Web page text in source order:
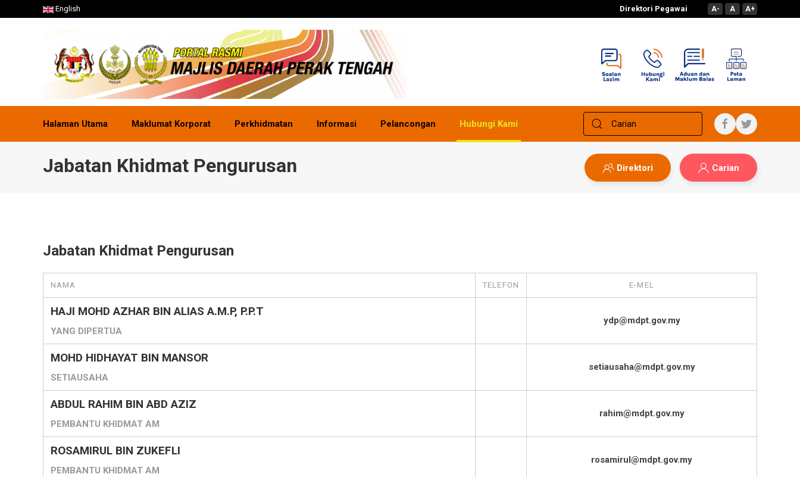
English Direktori Pegawai A- A A+
Halaman Utama Maklumat Korporat Perkhidmatan Informasi Pelancongan Hubungi Kami
Jabatan Khidmat Pengurusan Direktori Carian
Jabatan Khidmat Pengurusan
NAMA TELEFON E-MEL
HAJI MOHD AZHAR BIN ALIAS A.M.P, P.P.T
YANG DIPERTUA
ydp@mdpt.gov.my
MOHD HIDHAYAT BIN MANSOR
SETIAUSAHA
setiausaha@mdpt.gov.my
ABDUL RAHIM BIN ABD AZIZ
PEMBANTU KHIDMAT AM
rahim@mdpt.gov.my
ROSAMIRUL BIN ZUKEFLI
PEMBANTU KHIDMAT AM
rosamirul@mdpt.gov.my